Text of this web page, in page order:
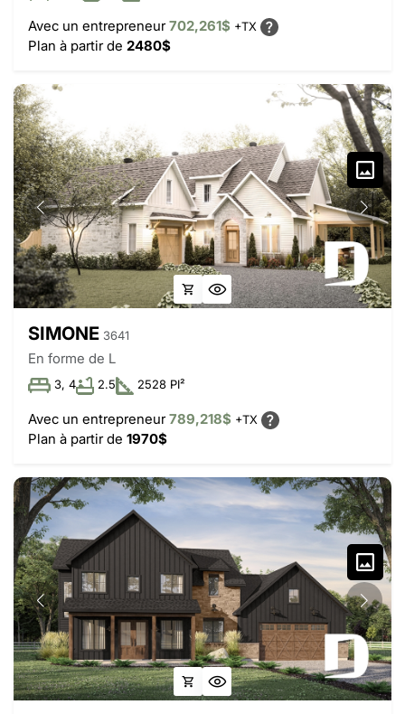
Avec un entrepreneur702,261$ +TX
Plan à partir de 2480$
SIMONE 3641
En forme de L
3, 4 2.5 2528 PI²
Avec un entrepreneur789,218$ +TX
Plan à partir de 1970$